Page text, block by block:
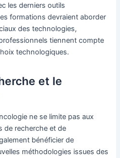
les derniers outils
formations devraient aborder
des technologies,
tiennent compte
technologiques.
et le
ne se limite pas aux
de recherche et de
bénéficier de
méthodologies issues des